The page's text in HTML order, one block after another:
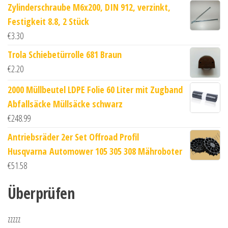
Zylinderschraube M6x200, DIN 912, verzinkt,
Festigkeit 8.8, 2 Stück
€3.30
Trola Schiebetürrolle 681 Braun
€2.20
2000 Müllbeutel LDPE Folie 60 Liter mit Zugband
Abfallsäcke Müllsäcke schwarz
€248.99
Antriebsräder 2er Set Offroad Profil
Husqvarna Automower 105 305 308 Mähroboter
€51.58
Überprüfen
zzzzz